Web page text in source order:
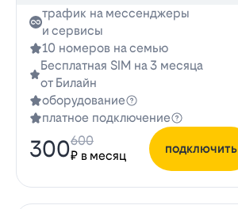
трафик на мессенджеры
и сервисы
10 номеров на семью
Бесплатная SIM на 3 месяца
от Билайн
оборудование
платное подключение
300₽ в месяц
600
подключить